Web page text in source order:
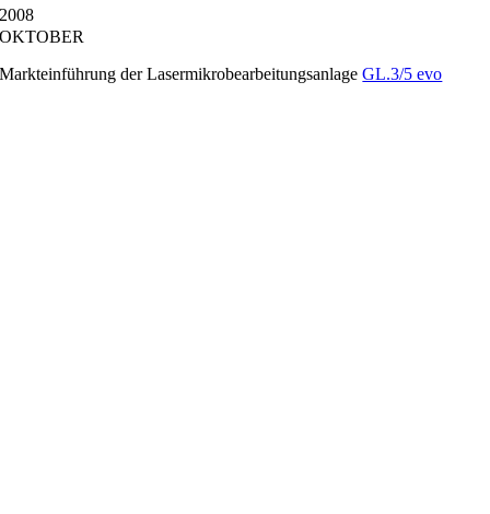
2008
OKTOBER
Markteinführung der LasermikrobearbeitungsanlageGL.3/5 evo